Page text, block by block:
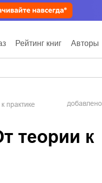
Рейтинг книг Авторы
практике добавлено
теории к